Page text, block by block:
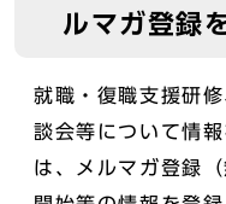
ルマガ登録
就職・復職支援研
談会等について情
は、メルマガ登録